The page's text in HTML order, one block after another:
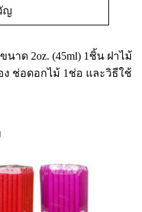
ญ
าด 2oz. (45ml) 1ชิ้น ฝาไม้
ง ช่อดอกไม้ 1ช่อ และวิธีใช้